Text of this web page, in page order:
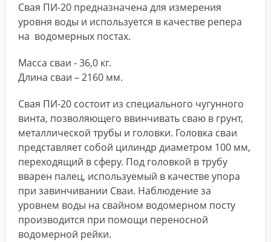
Свая ПИ-20 предназначена для измерения
уровня воды и используется в качестве репера
на водомерных постах.
​Масса сваи - 36,0 кг.
Длина сваи – 2160 мм.
Свая ПИ-20 состоит из специального чугунного
винта, позволяющего ввинчивать сваю в грунт,
металлической трубы и головки. Головка сваи
представляет собой цилиндр диаметром 100 мм,
переходящий в сферу. Под головкой в трубу
вварен палец, используемый в качестве упора
при завинчивании Сваи. Наблюдение за
уровнем воды на свайном водомерном посту
производится при помощи переносной
водомерной рейки.